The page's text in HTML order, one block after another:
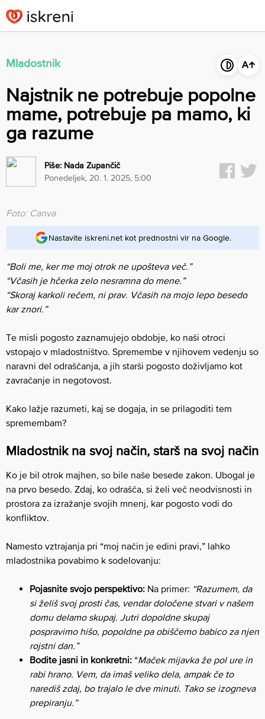
to
content
Mladostnik
Najstnik ne potrebuje popolne
mame, potrebuje pa mamo, ki
ga razume
Piše: Nada Zupančič
ponedeljek, 20. 1. 2025, 5:00
Foto: Canva
Nastavite iskreni.net kot prednostni vir na Google.
“Boli me, ker me moj otrok ne upošteva več.”
“Včasih je hčerka zelo nesramna do mene.”
“Skoraj karkoli rečem, ni prav. Včasih na mojo lepo besedo
kar znori.”
Te misli pogosto zaznamujejo obdobje, ko naši otroci
vstopajo v mladostništvo. Spremembe v njihovem vedenju so
naravni del odraščanja, a jih starši pogosto doživljamo kot
zavračanje in negotovost.
Kako lažje razumeti, kaj se dogaja, in se prilagoditi tem
spremembam?
Mladostnik na svoj način, starš na svoj način
Ko je bil otrok majhen, so bile naše besede zakon. Ubogal je
na prvo besedo. Zdaj, ko odrašča, si želi več neodvisnosti in
prostora za izražanje svojih mnenj, kar pogosto vodi do
konfliktov.
Namesto vztrajanja pri “moj način je edini pravi,” lahko
mladostnika povabimo k sodelovanju:
Pojasnite svojo perspektivo: Na primer: “Razumem, da
si želiš svoj prosti čas, vendar določene stvari v našem
domu delamo skupaj. Jutri dopoldne skupaj
pospravimo hišo, popoldne pa obiščemo babico za njen
rojstni dan.”
Bodite jasni in konkretni: “Maček mijavka že pol ure in
rabi hrano. Vem, da imaš veliko dela, ampak če to
narediš zdaj, bo trajalo le dve minuti. Tako se izogneva
prepiranju.”